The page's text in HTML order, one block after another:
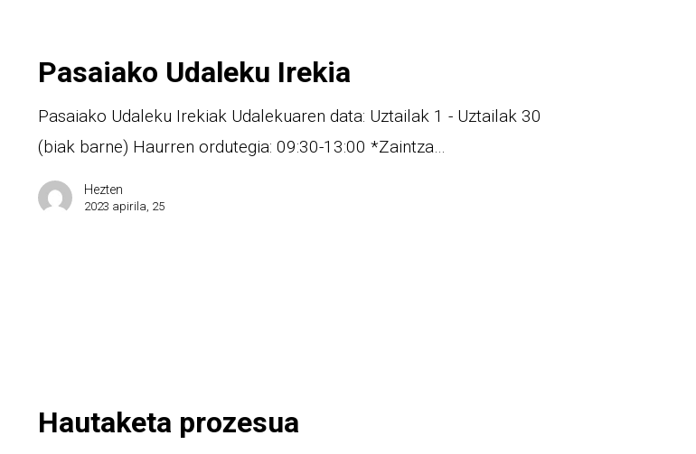
Pasaiako Udaleku Irekia
Pasaiako Udaleku Irekiak Udalekuaren data: Uztailak 1 - Uztailak 30
(biak barne) Haurren ordutegia: 09:30-13:00 *Zaintza…
Hezten
2023 apirila, 25
Hautaketa prozesua